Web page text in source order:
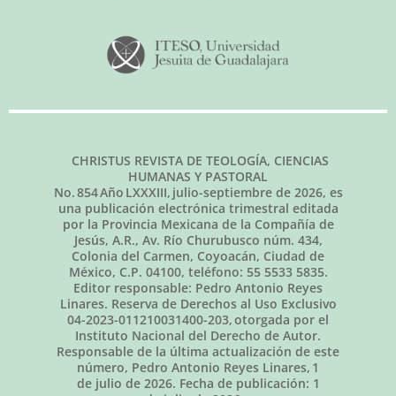
CHRISTUS REVISTA DE TEOLOGÍA, CIENCIAS
HUMANAS Y PASTORAL
No.854Año LXXXIII, julio-septiembre de 2026, es
una publicación electrónica trimestral editada
por la Provincia Mexicana de la Compañía de
Jesús, A.R., Av. Río Churubusco núm. 434,
Colonia del Carmen, Coyoacán, Ciudad de
México, C.P. 04100, teléfono: 55 5533 5835.
Editor responsable: Pedro Antonio Reyes
Linares. Reserva de Derechos al Uso Exclusivo
04-2023-011210031400-203, otorgada por el
Instituto Nacional del Derecho de Autor.
Responsable de la última actualización de este
número, Pedro Antonio Reyes Linares, 1
de julio de 2026. Fecha de publicación: 1